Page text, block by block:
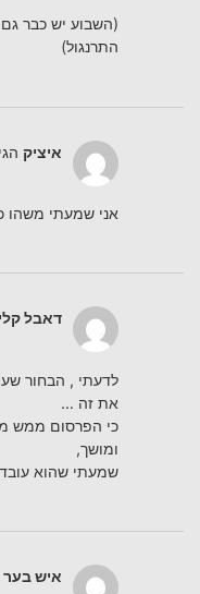
(השבוע יש כבר גם
התרנגול)
איציק
אני שמעתי משהו
דאבל
לדעתי , הבחור
את זה …
כי הפרסום ממש
ומושך,
שמעתי שהוא
איש בער